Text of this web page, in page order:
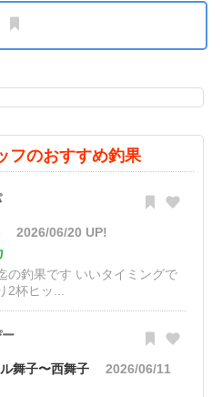
フのおすすめ釣果
2026/06/20 UP!
の釣果です いいタイミングで
2杯ヒッ...
舞子〜西舞子
2026/06/11